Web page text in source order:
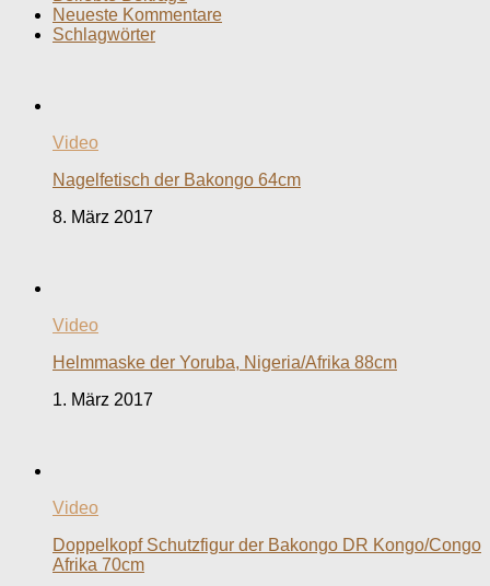
Neueste Kommentare
Schlagwörter
Video
Nagelfetisch der Bakongo 64cm
8. März 2017
Video
Helmmaske der Yoruba, Nigeria/Afrika 88cm
1. März 2017
Video
Doppelkopf Schutzfigur der Bakongo DR Kongo/Congo
Afrika 70cm